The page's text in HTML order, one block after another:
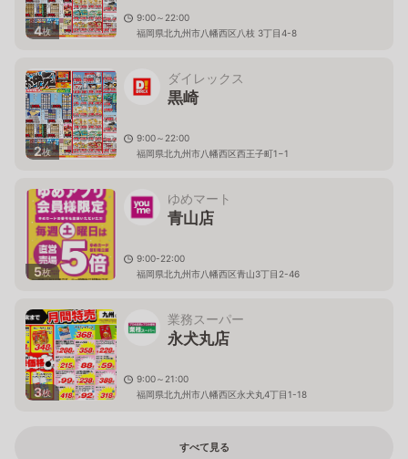
4枚
9:00～22:00
福岡県北九州市八幡西区八枝 3丁目4-8
2枚
ダイレックス
黒崎
9:00～22:00
福岡県北九州市八幡西区西王子町1−1
5枚
ゆめマート
青山店
9:00-22:00
福岡県北九州市八幡西区青山3丁目2-46
3枚
業務スーパー
永犬丸店
9:00～21:00
福岡県北九州市八幡西区永犬丸4丁目1-18
すべて見る